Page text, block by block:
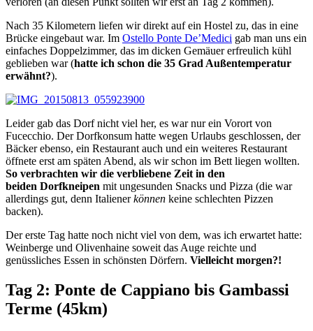
Nach 35 Kilometern liefen wir direkt auf ein Hostel zu, das in eine
Brücke eingebaut war. Im Ostello Ponte De’Medici gab man uns ein
einfaches Doppelzimmer, das im dicken Gemäuer erfreulich kühl
geblieben war (hatte ich schon die 35 Grad Außentemperatur
erwähnt?).
Leider gab das Dorf nicht viel her, es war nur ein Vorort von
Fucecchio. Der Dorfkonsum hatte wegen Urlaubs geschlossen, der
Bäcker ebenso, ein Restaurant auch und ein weiteres Restaurant
öffnete erst am späten Abend, als wir schon im Bett liegen wollten.
So verbrachten wir die verbliebene Zeit in den
beiden Dorfkneipen mit ungesunden Snacks und Pizza (die war
allerdings gut, denn Italienerkönnen keine schlechten Pizzen
backen).
Der erste Tag hatte noch nicht viel von dem, was ich erwartet hatte:
Weinberge und Olivenhaine soweit das Auge reichte und
genüssliches Essen in schönsten Dörfern. Vielleicht morgen?!
Tag 2: Ponte de Cappiano bis Gambassi
Terme (45km)